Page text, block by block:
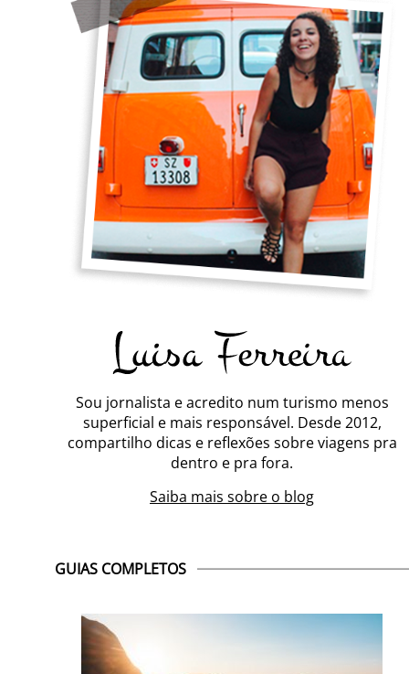
Sou jornalista e acredito num turismo menos
superficial e mais responsável. Desde 2012,
compartilho dicas e reflexões sobre viagens pra
dentro e pra fora.
Saiba mais sobre o blog
GUIAS COMPLETOS